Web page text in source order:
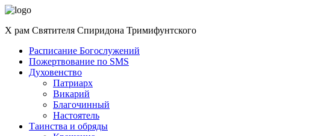
Перейти
содержанию
Х рам Святителя Спиридона Тримифунтского
Расписание Богослужений
Пожертвование по SMS
Духовенство
Патриарх
Викарий
Благочинный
Настоятель
Таинства и обряды